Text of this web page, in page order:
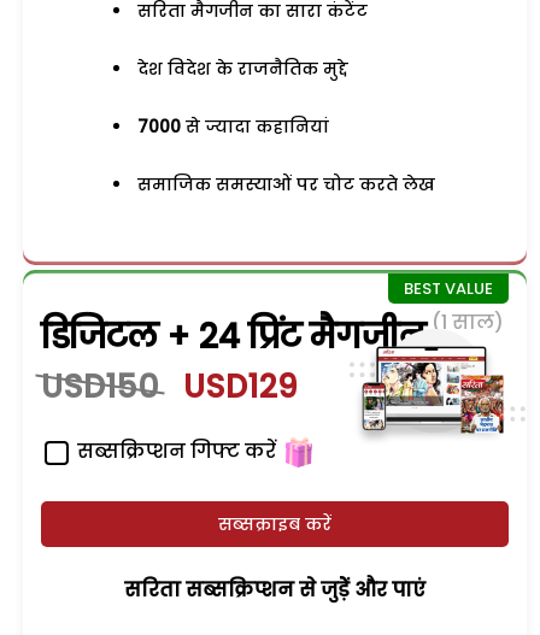
सरिता मैगजीन का सारा कंटेंट
देश विदेश के राजनैतिक मुद्दे
7000 से ज्यादा कहानियां
समाजिक समस्याओं पर चोट करते लेख
डिजिटल + 24 प्रिंट मैगजीन (1 साल)
USD150 USD129
सब्सक्रिप्शन गिफ्ट करें
सब्सक्राइब करें
सरिता सब्सक्रिप्शन से जुड़ेें और पाएं